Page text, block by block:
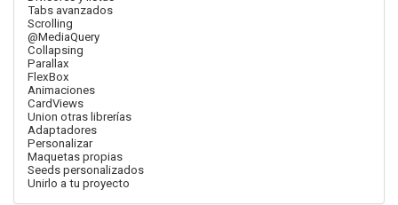
Tabs avanzados
Scrolling
@MediaQuery
Collapsing
Parallax
FlexBox
Animaciones
CardViews
Union otras librerías
Adaptadores
Personalizar
Maquetas propias
Seeds personalizados
Unirlo a tu proyecto